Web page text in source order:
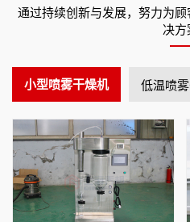
通过持续创新与发展，努力为
决方
小型喷雾干燥机 低温喷